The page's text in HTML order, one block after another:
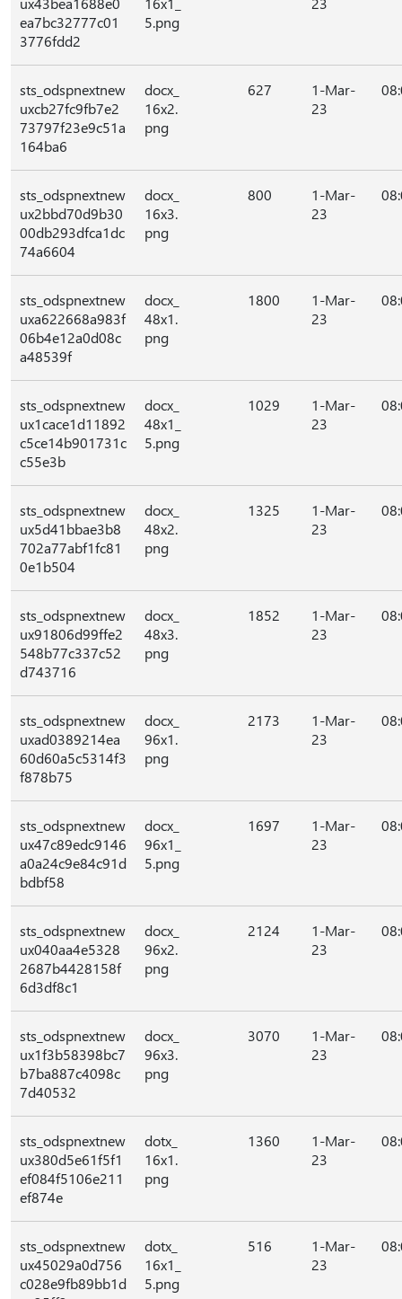
ea7bc32777c01
3776fdd2
5.png
sts_odspnextnew
uxcb27fc9fb7e2
73797f23e9c51a
164ba6
docx_
16x2.
png
627
1-Mar-
23
sts_odspnextnew
ux2bbd70d9b30
00db293dfca1dc
74a6604
docx_
16x3.
png
800
1-Mar-
23
sts_odspnextnew
uxa622668a983f
06b4e12a0d08c
a48539f
docx_
48x1.
png
1800
1-Mar-
23
sts_odspnextnew
ux1cace1d11892
c5ce14b901731c
c55e3b
docx_
48x1_
5.png
1029
1-Mar-
23
sts_odspnextnew
ux5d41bbae3b8
702a77abf1fc81
0e1b504
docx_
48x2.
png
1325
1-Mar-
23
sts_odspnextnew
ux91806d99ffe2
548b77c337c52
d743716
docx_
48x3.
png
1852
1-Mar-
23
sts_odspnextnew
uxad0389214ea
60d60a5c5314f3
f878b75
docx_
96x1.
png
2173
1-Mar-
23
sts_odspnextnew
ux47c89edc9146
a0a24c9e84c91d
bdbf58
docx_
96x1_
5.png
1697
1-Mar-
23
sts_odspnextnew
ux040aa4e5328
2687b4428158f
6d3df8c1
docx_
96x2.
png
2124
1-Mar-
23
sts_odspnextnew
ux1f3b58398bc7
b7ba887c4098c
7d40532
docx_
96x3.
png
3070
1-Mar-
23
sts_odspnextnew
ux380d5e61f5f1
ef084f5106e211
ef874e
dotx_
16x1.
png
1360
1-Mar-
23
sts_odspnextnew
ux45029a0d756
c028e9fb89bb1d
dotx_
16x1_
5.png
516
1-Mar-
23